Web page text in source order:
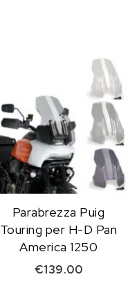
Parabrezza Puig
Touring per H-D Pan
America 1250
€139.00